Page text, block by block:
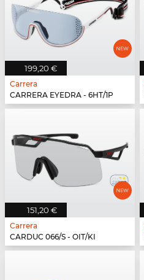
199,20 €
Carrera
CARRERA EYEDRA - 6HT/1P
151,20 €
Carrera
CARDUC 066/S - OIT/KI